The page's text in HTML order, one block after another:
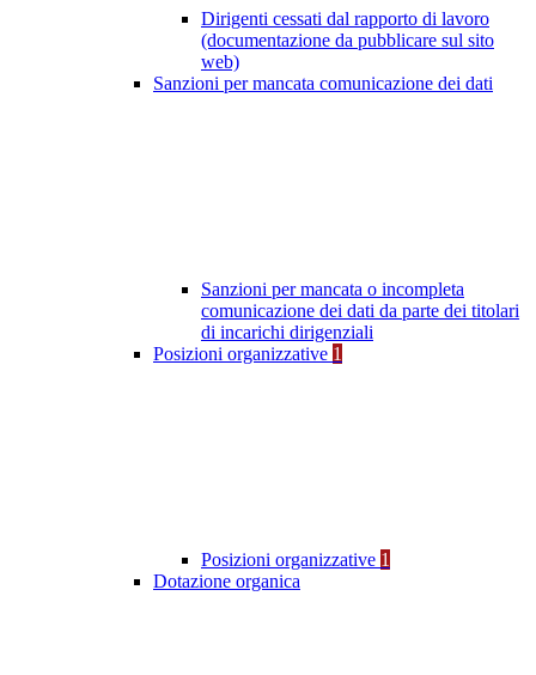
Dirigenti cessati dal rapporto di lavoro
(documentazione da pubblicare sul sito
web)
Sanzioni per mancata comunicazione dei dati
Sanzioni per mancata o incompleta
comunicazione dei dati da parte dei titolari
di incarichi dirigenziali
Posizioni organizzative 1
Posizioni organizzative 1
Dotazione organica